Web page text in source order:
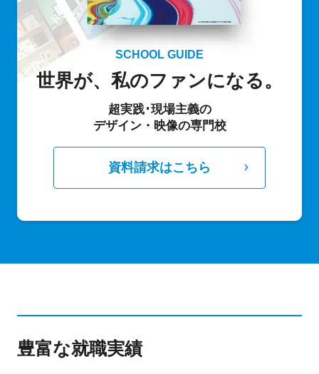
SCHOOL GUIDE
世界が、私のファンになる。
超実践･現場主義の
デザイン・映像の専門校
資料請求はこちら
豊富な就職実績